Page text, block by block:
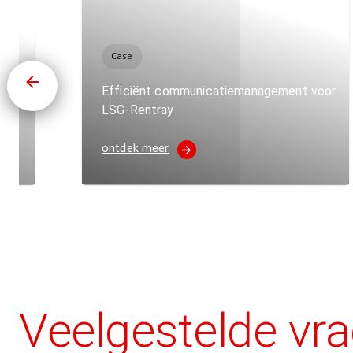
Case
Efficiënt communicatiemanagement voor
LSG-Rentray
ontdek meer
Veelgestelde